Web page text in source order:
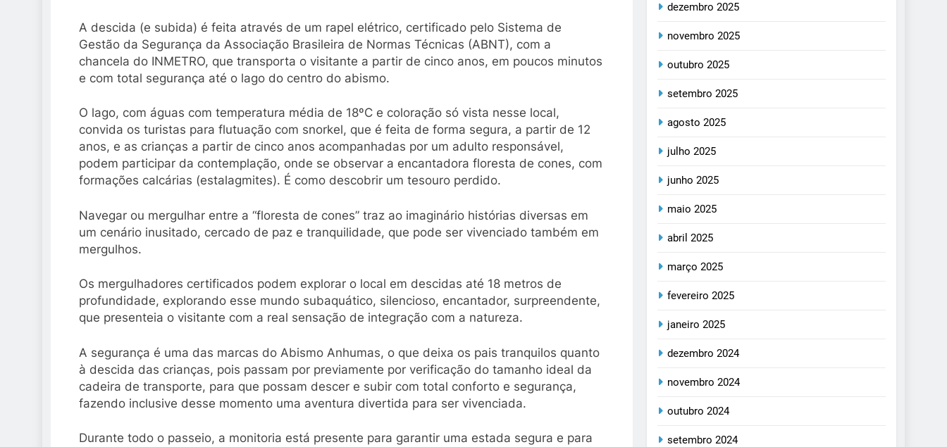
A descida (e subida) é feita através de um rapel elétrico, certificado pelo Sistema de
Gestão da Segurança da Associação Brasileira de Normas Técnicas (ABNT), com a
chancela do INMETRO, que transporta o visitante a partir de cinco anos, em poucos minutos
e com total segurança até o lago do centro do abismo.
O lago, com águas com temperatura média de 18ºC e coloração só vista nesse local,
convida os turistas para flutuação com snorkel, que é feita de forma segura, a partir de 12
anos, e as crianças a partir de cinco anos acompanhadas por um adulto responsável,
podem participar da contemplação, onde se observar a encantadora floresta de cones, com
formações calcárias (estalagmites). É como descobrir um tesouro perdido.
Navegar ou mergulhar entre a “floresta de cones” traz ao imaginário histórias diversas em
um cenário inusitado, cercado de paz e tranquilidade, que pode ser vivenciado também em
mergulhos.
Os mergulhadores certificados podem explorar o local em descidas até 18 metros de
profundidade, explorando esse mundo subaquático, silencioso, encantador, surpreendente,
que presenteia o visitante com a real sensação de integração com a natureza.
A segurança é uma das marcas do Abismo Anhumas, o que deixa os pais tranquilos quanto
à descida das crianças, pois passam por previamente por verificação do tamanho ideal da
cadeira de transporte, para que possam descer e subir com total conforto e segurança,
fazendo inclusive desse momento uma aventura divertida para ser vivenciada.
Durante todo o passeio, a monitoria está presente para garantir uma estada segura e para
dezembro 2025
novembro 2025
outubro 2025
setembro 2025
agosto 2025
julho 2025
junho 2025
maio 2025
abril 2025
março 2025
fevereiro 2025
janeiro 2025
dezembro 2024
novembro 2024
outubro 2024
setembro 2024